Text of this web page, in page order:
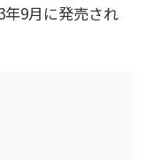
年9月に発売され